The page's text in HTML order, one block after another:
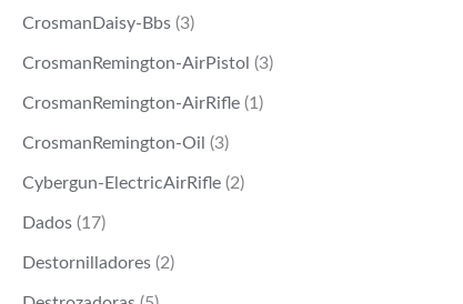
CrosmanDaisy-Bbs (3)
CrosmanRemington-AirPistol (3)
CrosmanRemington-AirRifle (1)
CrosmanRemington-Oil (3)
Cybergun-ElectricAirRifle (2)
Dados (17)
Destornilladores (2)